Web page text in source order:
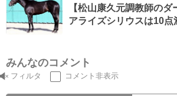
【松山康久元調教師の
アライズシリウスは10
みんなのコメント
フィルタ コメント非表示